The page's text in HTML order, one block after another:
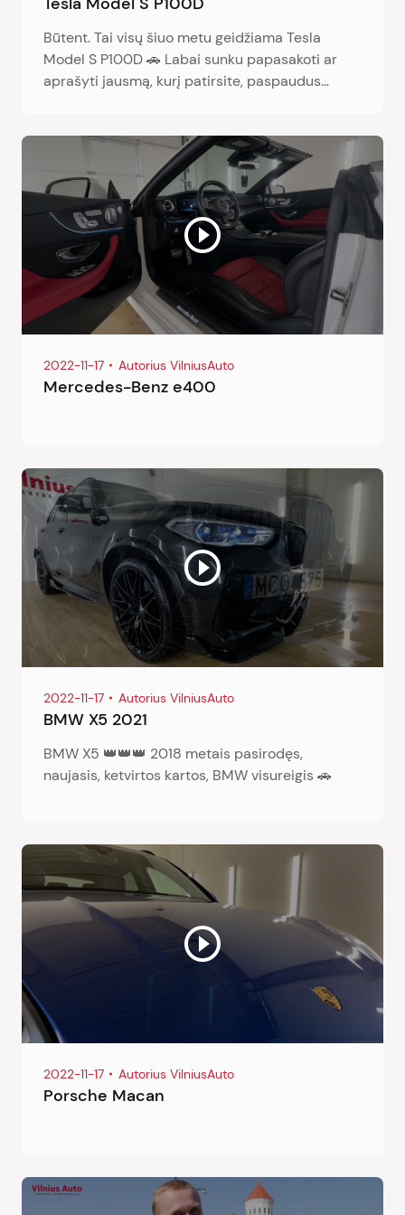
Būtent. Tai visų šiuo metu geidžiama Tesla
Model S P100D 🚗 Labai sunku papasakoti ar
aprašyti jausmą, kurį patirsite, paspaudus
2022-11-17 Autorius VilniusAuto
Mercedes-Benz e400
2022-11-17 Autorius VilniusAuto
BMW X5 2021
BMW X5 👑👑👑 2018 metais pasirodęs,
naujasis, ketvirtos kartos, BMW visureigis 🚗
2022-11-17 Autorius VilniusAuto
Porsche Macan